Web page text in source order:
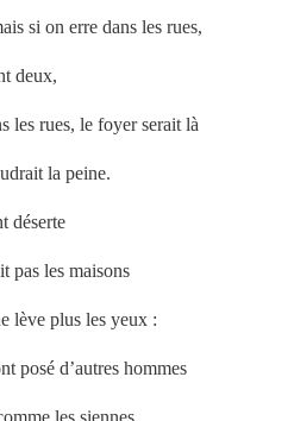
si on erre dans les rues,
deux,
les rues, le foyer serait là
la peine.
déserte
pas les maisons
lève plus les yeux :
posé d’autres hommes